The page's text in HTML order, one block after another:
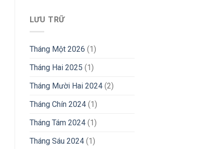
LƯU TRỮ
Tháng Một 2026 (1)
Tháng Hai 2025 (1)
Tháng Mười Hai 2024(2)
Tháng Chín 2024(1)
Tháng Tám 2024(1)
Tháng Sáu 2024(1)